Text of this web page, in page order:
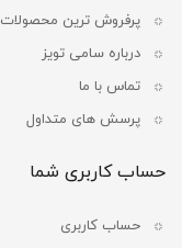
پرفروش ترین محصولات
درباره سامی تویز
تماس با ما
پرسش های متداول
حساب کاربری شما
حساب کاربری